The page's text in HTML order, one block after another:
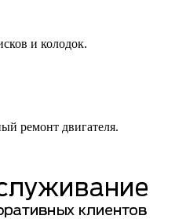
и колодок.
ремонт двигателя.